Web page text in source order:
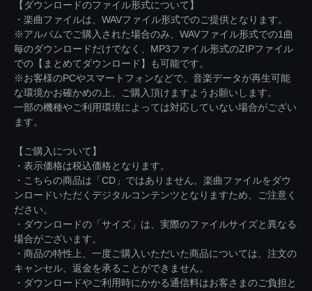
【ダウンロードのファイル形式について】
・楽曲ファイルは、WAVファイル形式でのご提供となります。
※アルバムでご購入された場合のみ、WAVファイル形式での1曲
毎のダウンロードだけでなく、MP3ファイル形式のZIPファイル
での【まとめてダウンロード】も可能です。
※お客様のPCやスマートフォンなどで、音楽データが再生可能
な環境かお確かめの上、ご購入頂けますようお願いします。
一部の機種やご利用環境によっては対応していない場合がござい
ます。
【ご購入について】
・表示価格は税込価格となります。
・こちらの商品は「CD」ではありません。楽曲ファイルをダウ
ンロードいただくデジタルコンテンツとなりますため、ご注意く
ださい。
・ダウンロードの「サイズ」は、実際のファイルサイズと異なる
場合がございます。
・商品の特性上、一度ご購入いただいた商品については、注文の
キャンセル、返金を承ることができません。
・ダウンロードやご利用時にかかる通信料はお客さまのご負担と